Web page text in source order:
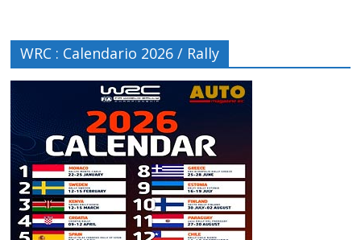
WRC : Calendario 2026 / Rally